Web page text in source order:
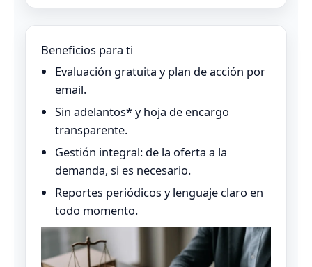
Beneficios para ti
Evaluación gratuita y plan de acción por
email.
Sin adelantos* y hoja de encargo
transparente.
Gestión integral: de la oferta a la
demanda, si es necesario.
Reportes periódicos y lenguaje claro en
todo momento.